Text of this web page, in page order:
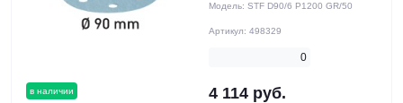
в наличии
Модель: STF D90/6 P1200 GR/50
Артикул: 498329
0
4 114 руб.